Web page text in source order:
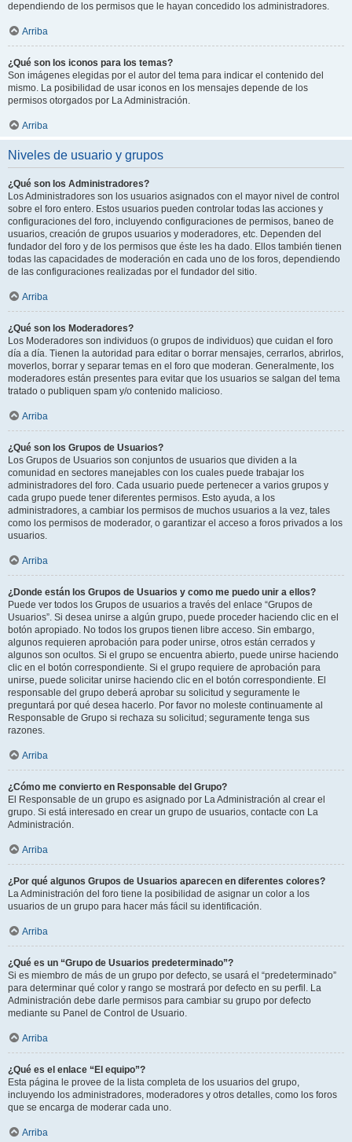
dependiendo de los permisos que le hayan concedido los administradores.
Arriba
¿Qué son los iconos para los temas?
Son imágenes elegidas por el autor del tema para indicar el contenido del
mismo. La posibilidad de usar iconos en los mensajes depende de los
permisos otorgados por La Administración.
Arriba
Niveles de usuario y grupos
¿Qué son los Administradores?
Los Administradores son los usuarios asignados con el mayor nivel de control
sobre el foro entero. Estos usuarios pueden controlar todas las acciones y
configuraciones del foro, incluyendo configuraciones de permisos, baneo de
usuarios, creación de grupos usuarios y moderadores, etc. Dependen del
fundador del foro y de los permisos que éste les ha dado. Ellos también tienen
todas las capacidades de moderación en cada uno de los foros, dependiendo
de las configuraciones realizadas por el fundador del sitio.
Arriba
¿Qué son los Moderadores?
Los Moderadores son individuos (o grupos de individuos) que cuidan el foro
día a día. Tienen la autoridad para editar o borrar mensajes, cerrarlos, abrirlos,
moverlos, borrar y separar temas en el foro que moderan. Generalmente, los
moderadores están presentes para evitar que los usuarios se salgan del tema
tratado o publiquen spam y/o contenido malicioso.
Arriba
¿Qué son los Grupos de Usuarios?
Los Grupos de Usuarios son conjuntos de usuarios que dividen a la
comunidad en sectores manejables con los cuales puede trabajar los
administradores del foro. Cada usuario puede pertenecer a varios grupos y
cada grupo puede tener diferentes permisos. Esto ayuda, a los
administradores, a cambiar los permisos de muchos usuarios a la vez, tales
como los permisos de moderador, o garantizar el acceso a foros privados a los
usuarios.
Arriba
¿Donde están los Grupos de Usuarios y como me puedo unir a ellos?
Puede ver todos los Grupos de usuarios a través del enlace “Grupos de
Usuarios”. Si desea unirse a algún grupo, puede proceder haciendo clic en el
botón apropiado. No todos los grupos tienen libre acceso. Sin embargo,
algunos requieren aprobación para poder unirse, otros están cerrados y
algunos son ocultos. Si el grupo se encuentra abierto, puede unirse haciendo
clic en el botón correspondiente. Si el grupo requiere de aprobación para
unirse, puede solicitar unirse haciendo clic en el botón correspondiente. El
responsable del grupo deberá aprobar su solicitud y seguramente le
preguntará por qué desea hacerlo. Por favor no moleste continuamente al
Responsable de Grupo si rechaza su solicitud; seguramente tenga sus
razones.
Arriba
¿Cómo me convierto en Responsable del Grupo?
El Responsable de un grupo es asignado por La Administración al crear el
grupo. Si está interesado en crear un grupo de usuarios, contacte con La
Administración.
Arriba
¿Por qué algunos Grupos de Usuarios aparecen en diferentes colores?
La Administración del foro tiene la posibilidad de asignar un color a los
usuarios de un grupo para hacer más fácil su identificación.
Arriba
¿Qué es un “Grupo de Usuarios predeterminado”?
Si es miembro de más de un grupo por defecto, se usará el “predeterminado”
para determinar qué color y rango se mostrará por defecto en su perfil. La
Administración debe darle permisos para cambiar su grupo por defecto
mediante su Panel de Control de Usuario.
Arriba
¿Qué es el enlace “El equipo”?
Esta página le provee de la lista completa de los usuarios del grupo,
incluyendo los administradores, moderadores y otros detalles, como los foros
que se encarga de moderar cada uno.
Arriba